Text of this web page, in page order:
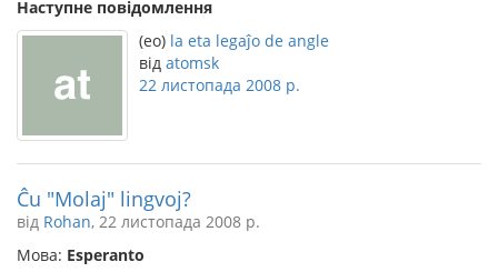
Наступне повідомлення
(eo) la eta legaĵo de angle
від atomsk
22 листопада 2008 р.
Ĉu "Molaj" lingvoj?
від Rohan, 22 листопада 2008 р.
Мова: Esperanto